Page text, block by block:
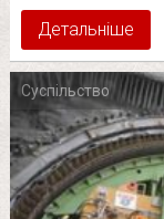
Детальніше
Суспільство